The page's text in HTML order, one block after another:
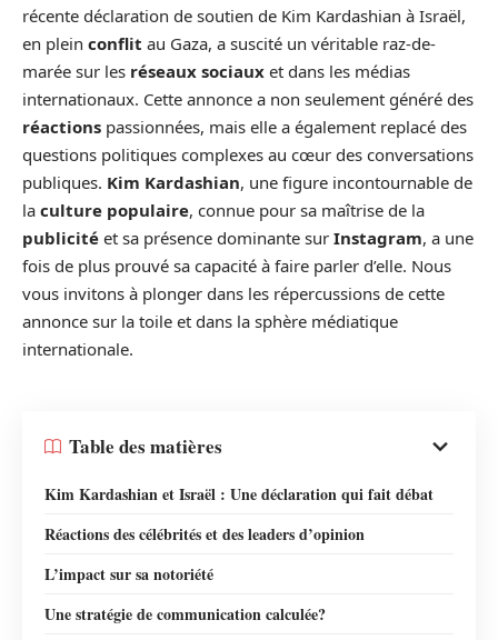
récente déclaration de soutien de Kim Kardashian à Israël,
en plein conflit au Gaza, a suscité un véritable raz-de-
marée sur les réseaux sociaux et dans les médias
internationaux. Cette annonce a non seulement généré des
réactions passionnées, mais elle a également replacé des
questions politiques complexes au cœur des conversations
publiques. Kim Kardashian, une figure incontournable de
la culture populaire, connue pour sa maîtrise de la
publicité et sa présence dominante sur Instagram, a une
fois de plus prouvé sa capacité à faire parler d’elle. Nous
vous invitons à plonger dans les répercussions de cette
annonce sur la toile et dans la sphère médiatique
internationale.
Table des matières
Kim Kardashian et Israël : Une déclaration qui fait débat
Réactions des célébrités et des leaders d’opinion
L’impact sur sa notoriété
Une stratégie de communication calculée?